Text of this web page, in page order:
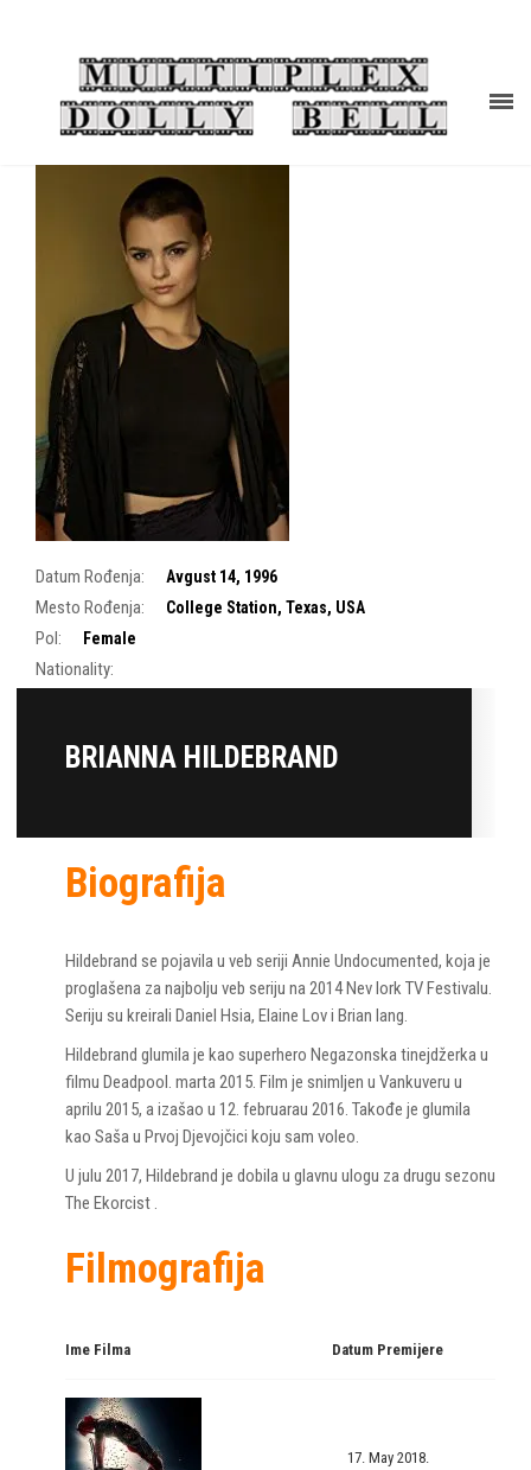
Datum Rođenja: Avgust 14, 1996
Mesto Rođenja: College Station, Texas, USA
Pol: Female
Nationality:
BRIANNA HILDEBRAND
Biografija
Hildebrand se pojavila u veb seriji Annie Undocumented, koja je
proglašena za najbolju veb seriju na 2014 Nev Iork TV Festivalu.
Seriju su kreirali Daniel Hsia, Elaine Lov i Brian Iang.
Hildebrand glumila je kao superhero Negazonska tinejdžerka u
filmu Deadpool. marta 2015. Film je snimljen u Vankuveru u
aprilu 2015, a izašao u 12. februarau 2016. Takođe je glumila
kao Saša u Prvoj Djevojčici koju sam voleo.
U julu 2017, Hildebrand je dobila u glavnu ulogu za drugu sezonu
The Ekorcist .
Filmografija
Ime Filma Datum Premijere
17. May 2018.